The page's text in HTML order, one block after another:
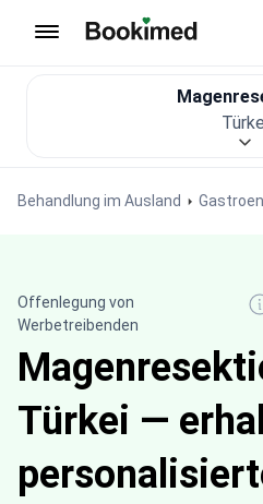
Behandlung im Ausland
Offenlegung von
Werbetreibenden
Türkei —